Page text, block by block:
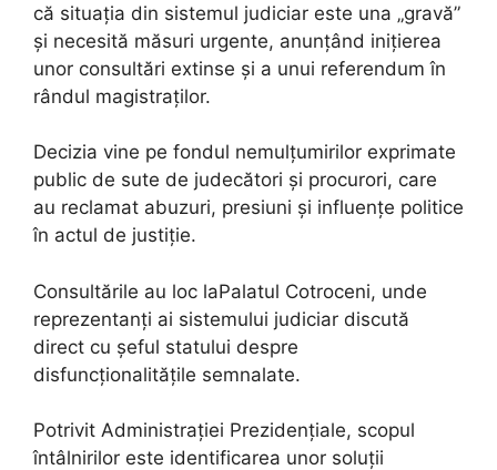
că situația din sistemul judiciar este una „gravă”
și necesită măsuri urgente, anunțând inițierea
unor consultări extinse și a unui referendum în
rândul magistraților.
Decizia vine pe fondul nemulțumirilor exprimate
public de sute de judecători și procurori, care
au reclamat abuzuri, presiuni și influențe politice
în actul de justiție.
Consultările au loc laPalatul Cotroceni, unde
reprezentanți ai sistemului judiciar discută
direct cu șeful statului despre
disfuncționalitățile semnalate.
Potrivit Administrației Prezidențiale, scopul
întâlnirilor este identificarea unor soluții